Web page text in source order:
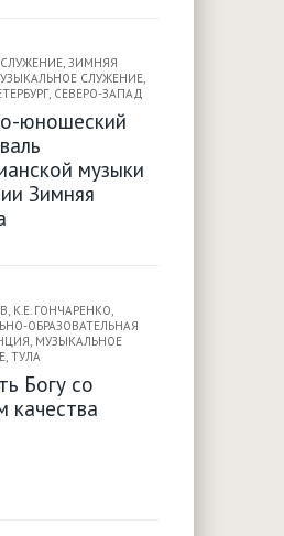
,ЗИМНЯЯ
СЛУЖЕНИЕ,
, СЕВЕРО-ЗАПАД
юношеский
музыки
Зимняя
, К.Е. ГОНЧАРЕНКО,
ОБРАЗОВАТЕЛЬНАЯ
, МУЗЫКАЛЬНОЕ
,ТУЛА
Богу со
качества